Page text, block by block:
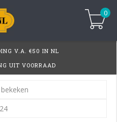
0
V.A. €50 IN NL
UIT VOORRAAD
24